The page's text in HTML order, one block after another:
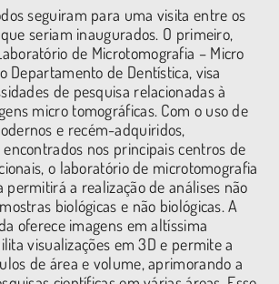
seguiram para uma visita entre os
seriam inaugurados. O primeiro,
de Microtomografia – Micro
Departamento de Dentística, visa
de pesquisa relacionadas à
micro tomográficas. Com o uso de
e recém-adquiridos,
nos principais centros de
o laboratório de microtomografia
permitirá a realização de análises não
biológicas e não biológicas. A
oferece imagens em altíssima
visualizações em 3D e permite a
de área e volume, aprimorando a